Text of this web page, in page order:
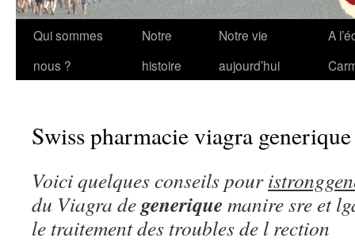
Aller
Qui sommes
nous ?
Notre
histoire
Notre vie
aujourd’hui
A
Swiss pharmacie viagra generique
Voici quelques conseils pour
du Viagra degenerique manire sre et
le traitementdes troubles de l rection